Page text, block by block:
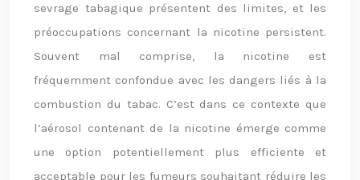
sevrage tabagique présentent des limites, et les
préoccupations concernant la nicotine persistent.
Souvent mal comprise, la nicotine est
fréquemment confondue avec les dangers liés à la
combustion du tabac. C’est dans ce contexte que
l’aérosol contenant de la nicotine émerge comme
une option potentiellement plus efficiente et
acceptable pour les fumeurs souhaitant réduire les